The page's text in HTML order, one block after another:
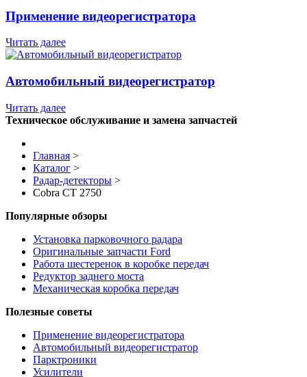
Применение видеорегистратора
Читать далее
Автомобильный видеорегистратор
Читать далее
Техническое обслуживание и замена запчастей
Главная >
Каталог >
Радар-детекторы >
Cobra CT 2750
Популярные обзоры
Установка парковочного радара
Оригинальные запчасти Ford
Работа шестеренок в коробке передач
Редуктор заднего моста
Механическая коробка передач
Полезные советы
Применение видеорегистратора
Автомобильный видеорегистратор
Парктроники
Усилители